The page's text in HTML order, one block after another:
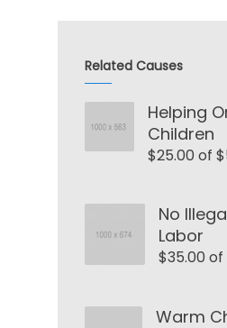
Related Causes
Helping
Children
$25.00 of
No
Labor
$35.00
Warm